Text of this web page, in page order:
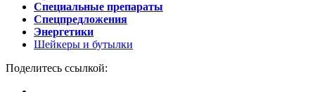
Специальные препараты
Спецпредложения
Энергетики
Шейкеры и бутылки
Поделитесь ссылкой: